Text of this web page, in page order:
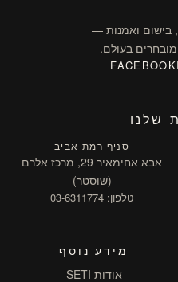
בישום ואמנות —
בעולם.
FACEBOOK
שלנו
סניף רמת אביב
אבא אחימאיר 29, מרכז אלרם
(שוסטר)
טלפון: 03-6311774
מידע נוסף
אודות SETI